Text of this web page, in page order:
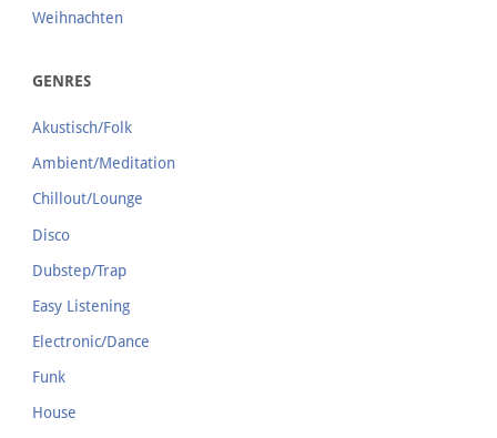
Weihnachten
GENRES
Akustisch/Folk
Ambient/Meditation
Chillout/Lounge
Disco
Dubstep/Trap
Easy Listening
Electronic/Dance
Funk
House